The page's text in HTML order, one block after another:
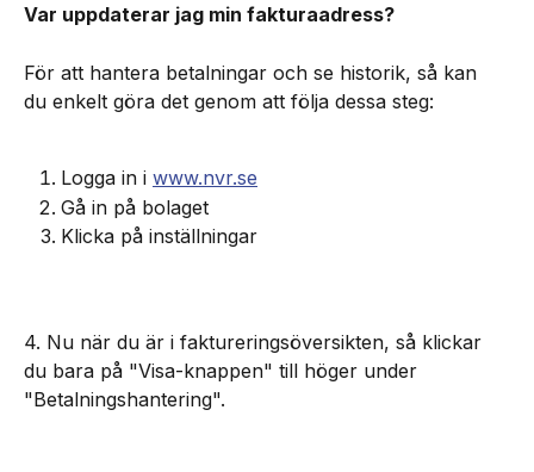
Var uppdaterar jag min fakturaadress?
För att hantera betalningar och se historik, så kan
du enkelt göra det genom att följa dessa steg:
Logga in i www.nvr.se
Gå in på bolaget
Klicka på inställningar
4. Nu när du är i faktureringsöversikten, så klickar
du bara på "Visa-knappen" till höger under
"Betalningshantering".